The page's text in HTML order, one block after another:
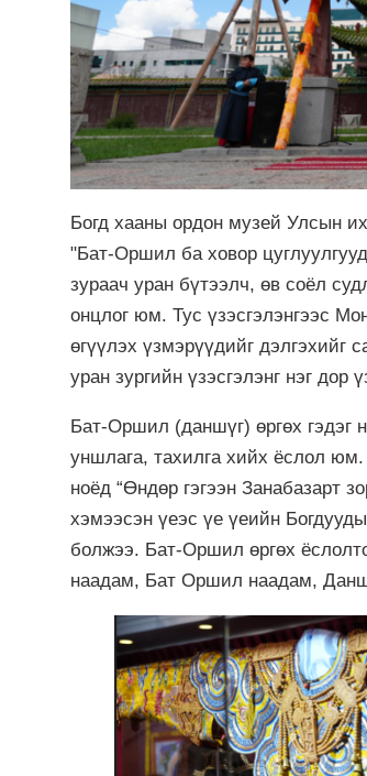
Богд хааны ордон музей Улсын
"Бат-Оршил ба ховор
зураач уран бүтээлч, өв соёл
онцлог юм. Тус үзэсгэлэнгээс
өгүүлэх үзмэрүүдийг дэлгэхийг
уран зургийн үзэсгэлэнг нэг
Бат-Оршил (даншүг) өргөх гэдэг
уншлага, тахилга хийх ёслол
ноёд “Өндөр гэгээн Занабазарт
хэмээсэн үеэс үе үеийн
болжээ. Бат-Оршил өргөх
наадам, Бат Оршил наадам,